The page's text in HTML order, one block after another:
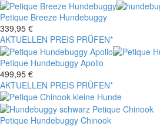
Petique Breeze Hundebuggy
339,95 €
AKTUELLEN PREIS PRÜFEN*
Petique Hundebuggy Apollo
499,95 €
AKTUELLEN PREIS PRÜFEN*
Petique Hundebuggy Chinook